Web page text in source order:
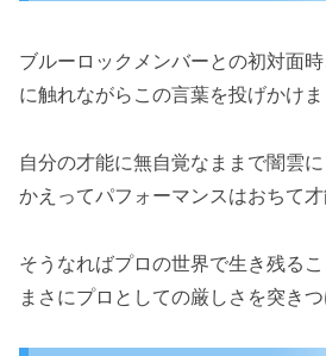
ブルーロックメンバーとの初対面
に触れながらこの言葉を投げかけま
自分の才能に無自覚なままで闇雲に
かえってパフォーマンスはおちて才
そうなればプロの世界で生き残るこ
まさにプロとしての厳しさを突きつ